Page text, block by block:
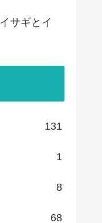
サギとイ
131
1
8
68